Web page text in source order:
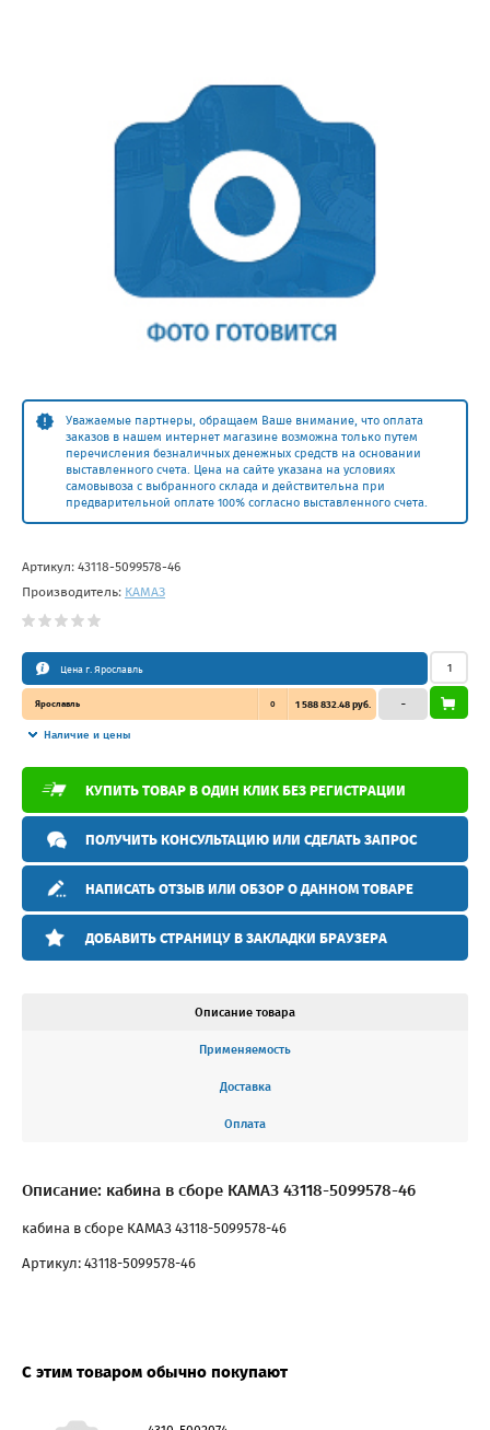
Уважаемые партнеры, обращаем Ваше внимание, что оплата
заказов в нашем интернет магазине возможна только путем
перечисления безналичных денежных средств на основании
выставленного счета. Цена на сайте указана на условиях
самовывоза с выбранного склада и действительна при
предварительной оплате 100% согласно выставленного счета.
Артикул: 43118-5099578-46
Производитель: КАМАЗ
Цена г. Ярославль
Ярославль 0 1 588 832.48 руб.
Наличие и цены
–
КУПИТЬ ТОВАР В ОДИН КЛИК БЕЗ РЕГИСТРАЦИИ
ПОЛУЧИТЬ КОНСУЛЬТАЦИЮ ИЛИ СДЕЛАТЬ ЗАПРОС
НАПИСАТЬ ОТЗЫВ ИЛИ ОБЗОР О ДАННОМ ТОВАРЕ
ДОБАВИТЬ СТРАНИЦУ В ЗАКЛАДКИ БРАУЗЕРА
Описание товара
Применяемость
Доставка
Оплата
Описание: кабина в сборе КАМАЗ 43118-5099578-46
кабина в сборе КАМАЗ 43118-5099578-46
Артикул: 43118-5099578-46
С этим товаром обычно покупают